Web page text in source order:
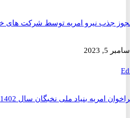
نیرو امریه توسط شرکت های خلاق 1402 صادر شد
امریه بنیاد ملی نخبگان سال 1402